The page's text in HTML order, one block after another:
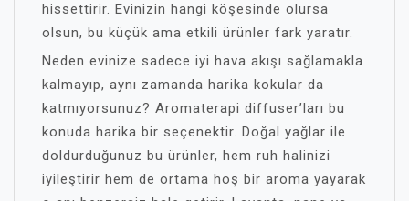
hissettirir. Evinizin hangi köşesinde olursa
olsun, bu küçük ama etkili ürünler fark yaratır.
Neden evinize sadece iyi hava akışı sağlamakla
kalmayıp, aynı zamanda harika kokular da
katmıyorsunuz? Aromaterapi diffuser’ları bu
konuda harika bir seçenektir. Doğal yağlar ile
doldurduğunuz bu ürünler, hem ruh halinizi
iyileştirir hem de ortama hoş bir aroma yayarak